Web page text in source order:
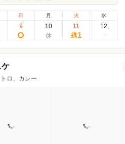
日
9
月
10
火
11
残1
水
12
ケ
ロ、カレー